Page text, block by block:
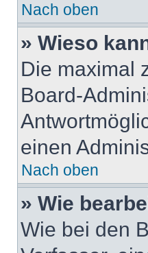
Nach oben
» Wieso
Die maximal
Board-
einen
Nach oben
» Wie
Wie bei den